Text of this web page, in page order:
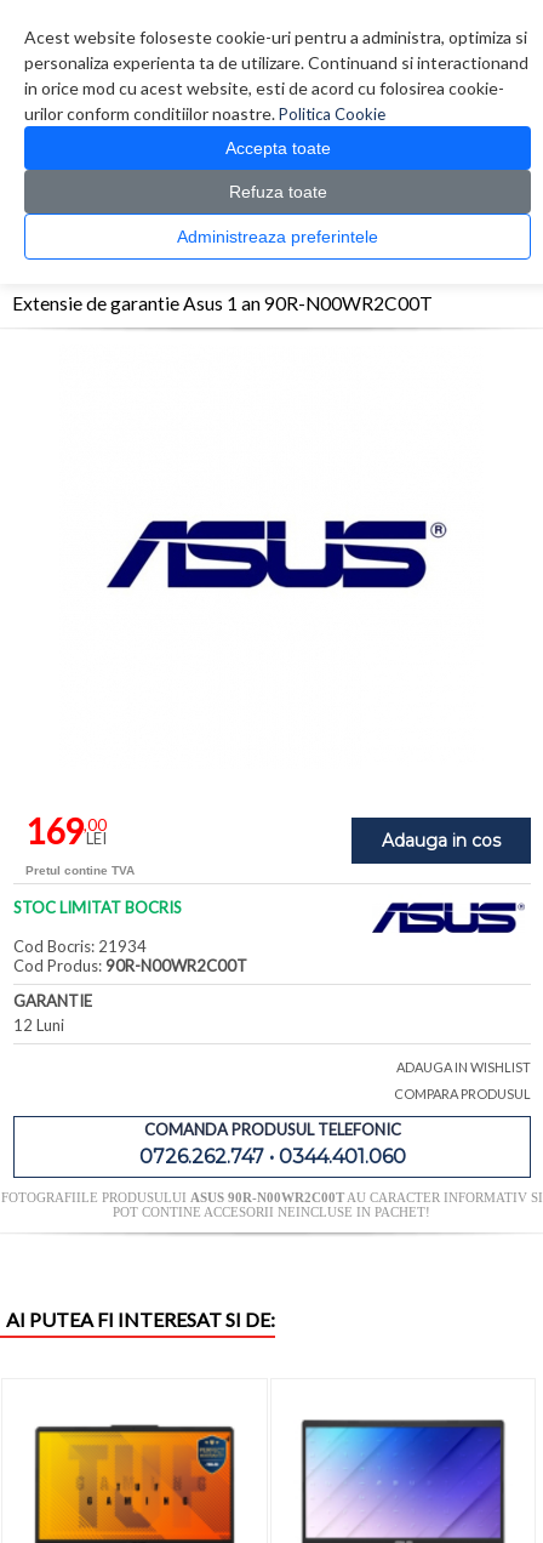
Acest website foloseste cookie-uri pentru a administra, optimiza si
personaliza experienta ta de utilizare. Continuand si interactionand
in orice mod cu acest website, esti de acord cu folosirea cookie-
urilor conform conditiilor noastre.Politica Cookie
Accepta toate
Refuza toate
Administreaza preferintele
0 produs(e)
CATALOG PRODUSE
Accesorii Laptop & Tablete > Extensie Garantie
Extensie de garantie Asus 1 an 90R-N00WR2C00T
Adauga in cos
169,00
LEI
Pretul contine TVA
STOC LIMITAT BOCRIS
Cod Bocris: 21934
Cod Produs: 90R-N00WR2C00T
GARANTIE
12 Luni
ADAUGA IN WISHLIST
COMPARA PRODUSUL
COMANDA PRODUSUL TELEFONIC
0726.262.747 • 0344.401.060
FOTOGRAFIILE PRODUSULUI ASUS 90R-N00WR2C00TAU CARACTER INFORMATIV SI
POT CONTINE ACCESORII NEINCLUSE IN PACHET!
AI PUTEA FI INTERESAT SI DE: